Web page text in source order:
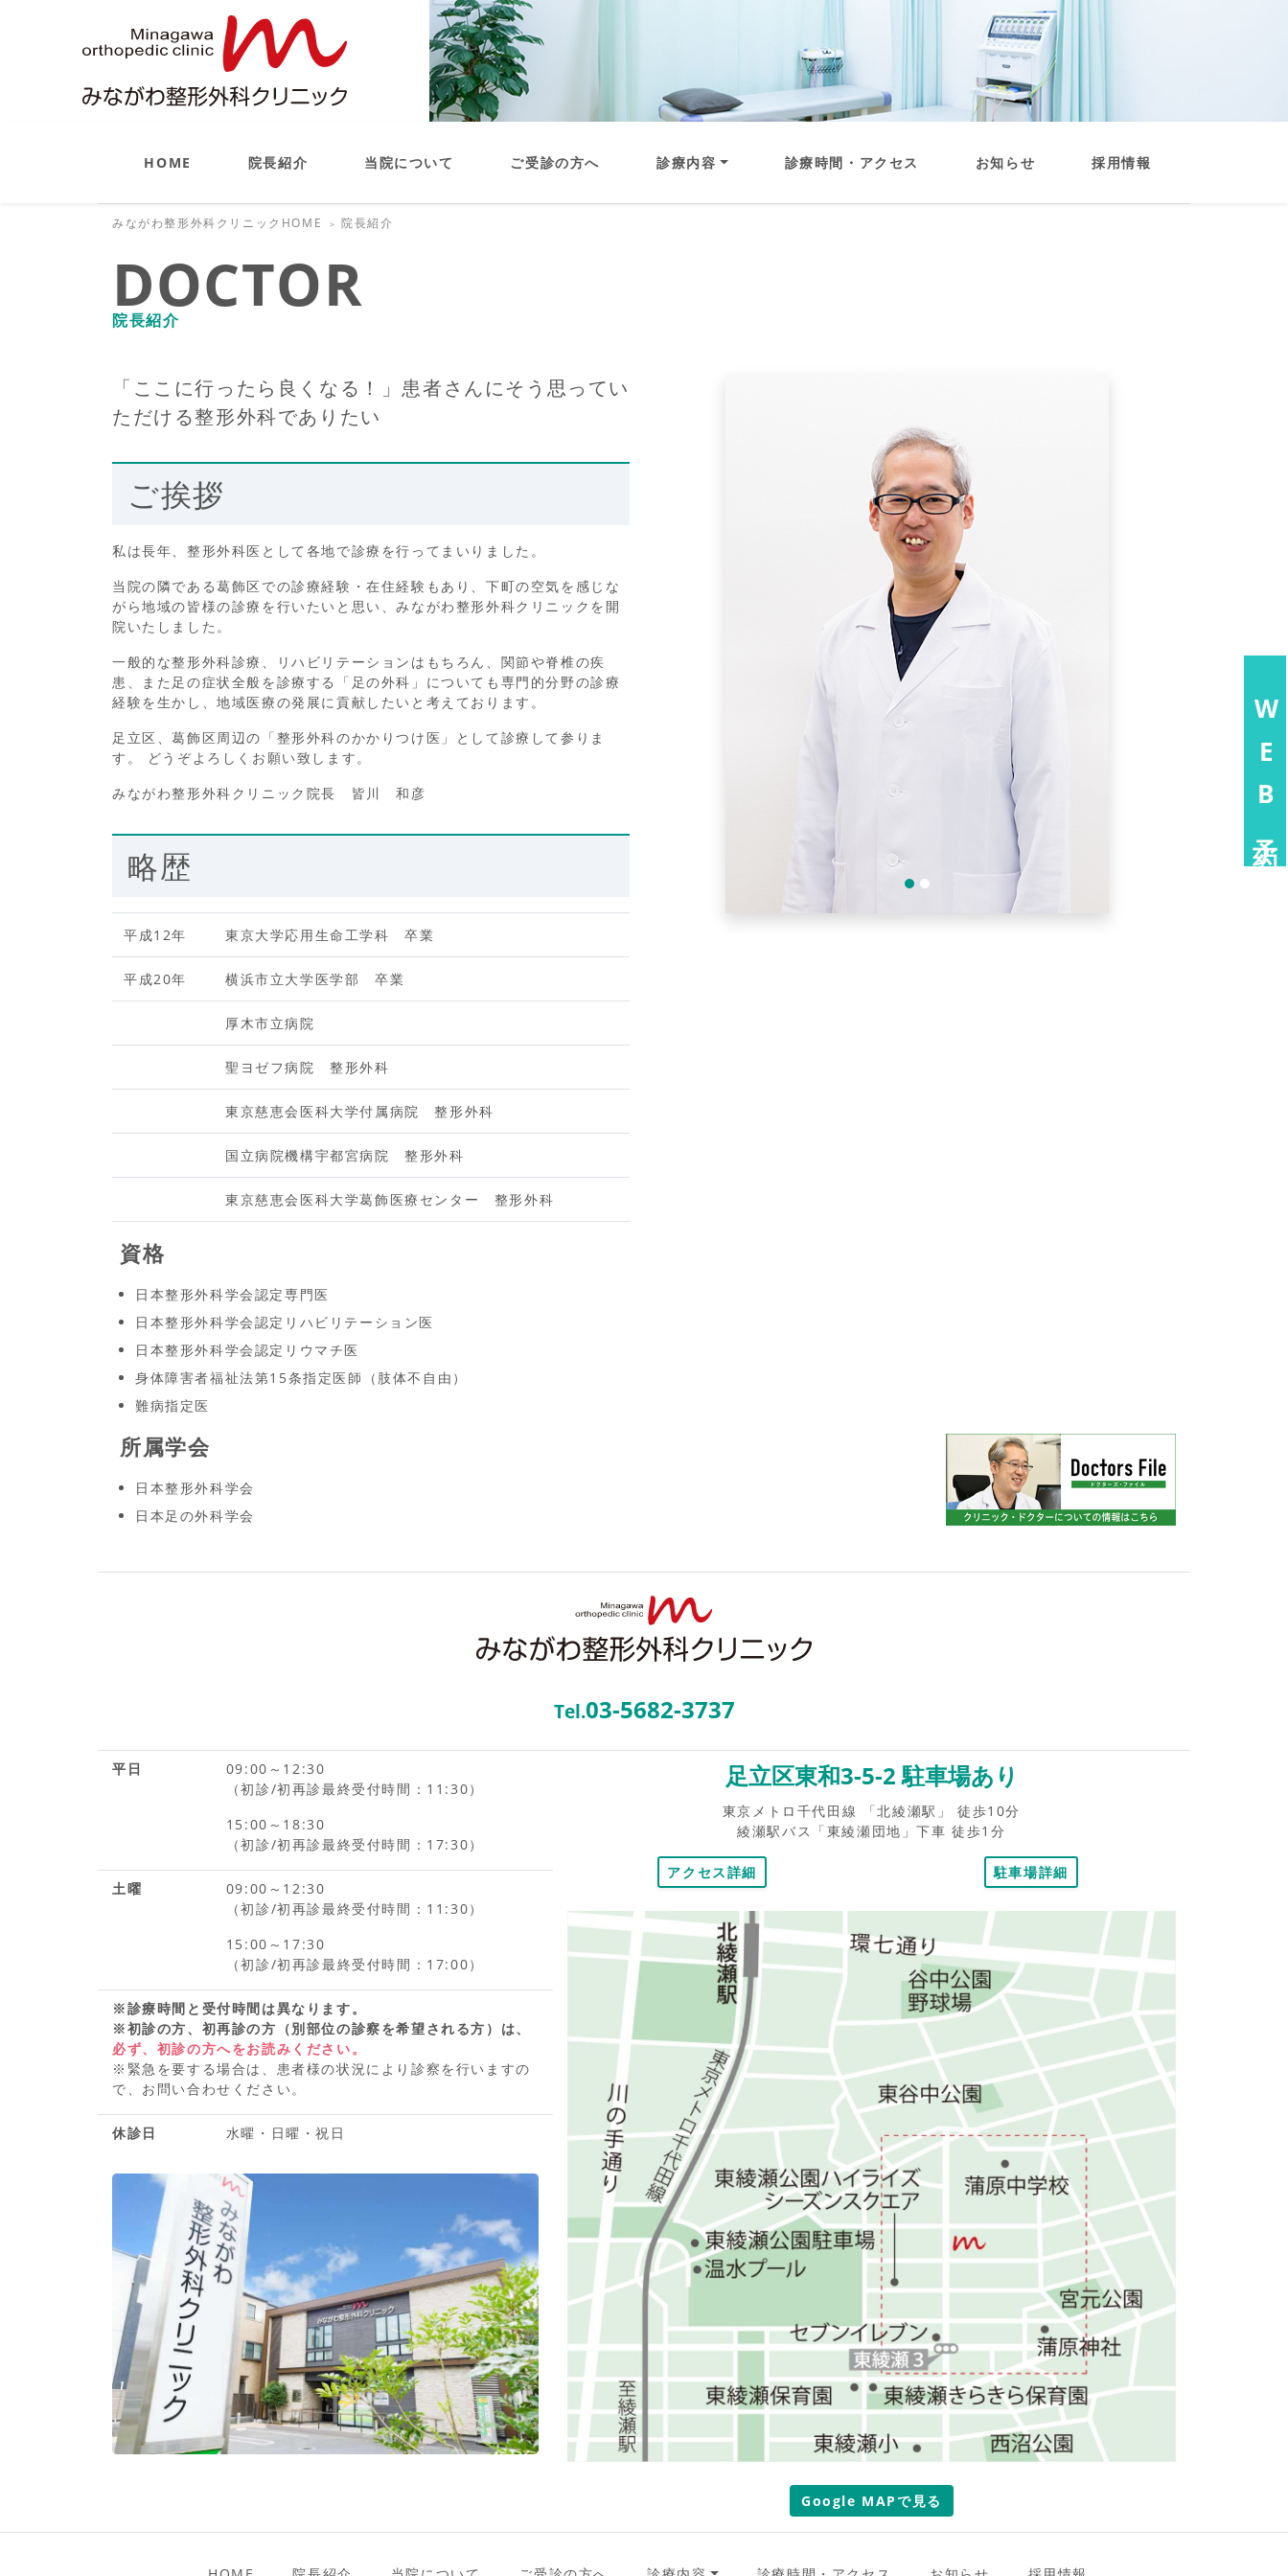
HOME 院長紹介 当院について ご受診の方へ 診療内容 診療時間・アクセス お知らせ 採用情報
みながわ整形外科クリニックHOME ＞ 院長紹介
DOCTOR
院長紹介
「ここに行ったら良くなる！」患者さんにそう思ってい
ただける整形外科でありたい
ご挨拶
私は長年、整形外科医として各地で診療を行ってまいりました。
当院の隣である葛飾区での診療経験・在住経験もあり、下町の空気を感じな
がら地域の皆様の診療を行いたいと思い、みながわ整形外科クリニックを開
院いたしました。
一般的な整形外科診療、リハビリテーションはもちろん、関節や脊椎の疾
患、また足の症状全般を診療する「足の外科」についても専門的分野の診療
経験を生かし、地域医療の発展に貢献したいと考えております。
足立区、葛飾区周辺の「整形外科のかかりつけ医」として診療して参りま
す。 どうぞよろしくお願い致します。
みながわ整形外科クリニック院長 皆川 和彦
略歴
平成12年 東京大学応用生命工学科 卒業
平成20年 横浜市立大学医学部 卒業
厚木市立病院
聖ヨゼフ病院 整形外科
東京慈恵会医科大学付属病院 整形外科
国立病院機構宇都宮病院 整形外科
東京慈恵会医科大学葛飾医療センター 整形外科
資格
日本整形外科学会認定専門医
日本整形外科学会認定リハビリテーション医
日本整形外科学会認定リウマチ医
身体障害者福祉法第15条指定医師（肢体不自由）
難病指定医
所属学会
日本整形外科学会
日本足の外科学会
Tel.03-5682-3737
平日
09:00～12:30
（初診/初再診最終受付時間：11:30）
15:00～18:30
（初診/初再診最終受付時間：17:30）
土曜
09:00～12:30
（初診/初再診最終受付時間：11:30）
15:00～17:30
（初診/初再診最終受付時間：17:00）
※診療時間と受付時間は異なります。
※初診の方、初再診の方（別部位の診察を希望される方）は、
必ず、初診の方へをお読みください。
※緊急を要する場合は、患者様の状況により診察を行いますの
で、お問い合わせください。
休診日 水曜・日曜・祝日
足立区東和3-5-2 駐車場あり
東京メトロ千代田線 「北綾瀬駅」 徒歩10分
綾瀬駅バス「東綾瀬団地」下車 徒歩1分
アクセス詳細 駐車場詳細
Google MAPで見る
WEB予約